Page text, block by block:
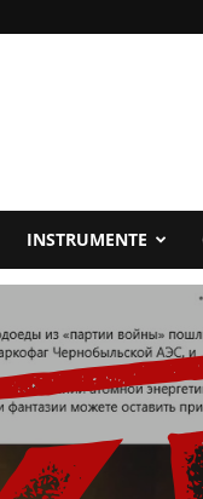
INSTRUMENTE